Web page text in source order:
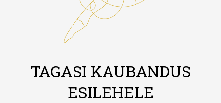
TAGASI KAUBANDUS
ESILEHELE